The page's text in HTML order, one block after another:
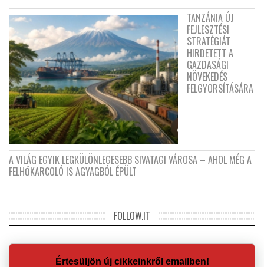
TANZÁNIA ÚJ
FEJLESZTÉSI
STRATÉGIÁT
HIRDETETT A
GAZDASÁGI
NÖVEKEDÉS
FELGYORSÍTÁSÁRA
A VILÁG EGYIK LEGKÜLÖNLEGESEBB SIVATAGI VÁROSA – AHOL MÉG A
FELHŐKARCOLÓ IS AGYAGBÓL ÉPÜLT
FOLLOW.IT
Értesüljön új cikkeinkről emailben!